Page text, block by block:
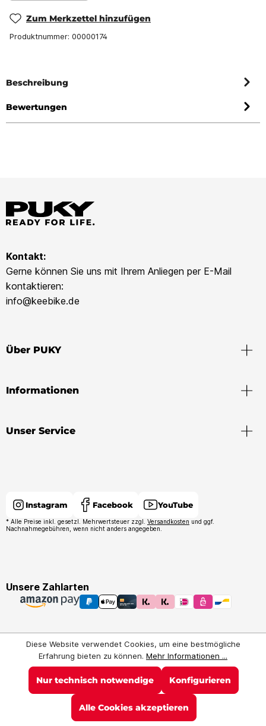
Zum Merkzettel hinzufügen
Produktnummer: 00000174
Beschreibung
Bewertungen
Kontakt:
Gerne können Sie uns mit Ihrem Anliegen per E-Mail
kontaktieren:
info@keebike.de
Über PUKY
Informationen
Unser Service
Instagram Facebook YouTube
* Alle Preise inkl. gesetzl. Mehrwertsteuer zzgl. Versandkosten und ggf.
Nachnahmegebühren, wenn nicht anders angegeben.
Unsere Zahlarten
Diese Website verwendet Cookies, um eine bestmögliche
Erfahrung bieten zu können. Mehr Informationen ...
Nur technisch notwendige Konfigurieren
Alle Cookies akzeptieren